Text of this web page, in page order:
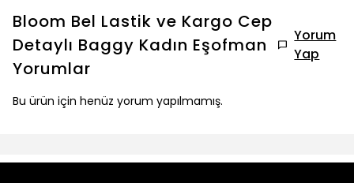
Bloom Bel Lastik ve Kargo Cep
Detaylı Baggy Kadın Eşofman
Yorumlar
Yorum
Yap
Bu ürün için henüz yorum yapılmamış.